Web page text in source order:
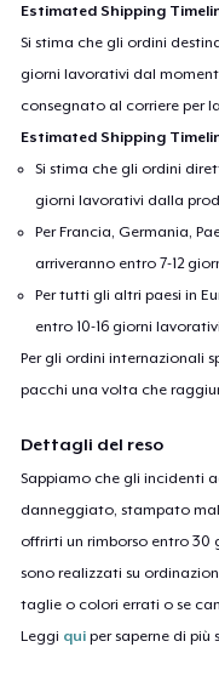
Estimated Shipping
Si stima che gli ordini
giorni lavorativi dal
consegnato al corriere per
Estimated Shipping
Si stima che gli ordini
giorni lavorativi dalla
Per Francia, Germania,
arriveranno entro 7-12
Per tutti gli altri paesi in
entro 10-16 giorni
Per gli ordini internazionali
pacchi una volta che
Dettagli del reso
Sappiamo che gli incidenti
danneggiato, stampato
offrirti un rimborso entro 30
sono realizzati su
taglie o colori errati o se
Leggi qui per saperne di più